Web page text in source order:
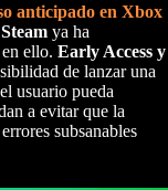
anticipado en Xbox
Steam ya ha
ello. Early Access y
de lanzar una
usuario pueda
a evitar que la
subsanables